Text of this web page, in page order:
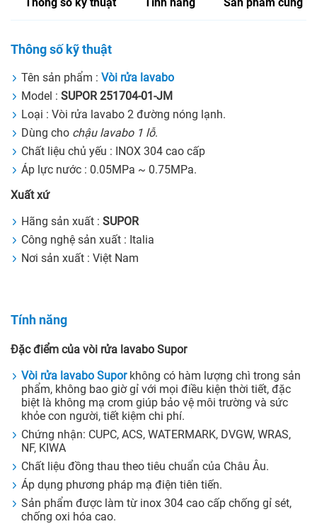
Thông số kỹ thuật
Tên sản phẩm : Vòi rửa lavabo
Model : SUPOR 251704-01-JM
Loại : Vòi rửa lavabo 2 đường nóng lạnh.
Dùng cho chậu lavabo 1 lỗ.
Chất liệu chủ yếu : INOX 304 cao cấp
Áp lực nước : 0.05MPa ~ 0.75MPa.
Xuất xứ
Hãng sản xuất : SUPOR
Công nghệ sản xuất : Italia
Nơi sản xuất : Việt Nam
Tính năng
Đặc điểm của vòi rửa lavabo Supor
Vòi rửa lavabo Suporkhông có hàm lượng chì trong sản
phẩm, không bao giờ gỉ với mọi điều kiện thời tiết, đặc
biệt là không mạ crom giúp bảo vệ môi trường và sức
khỏe con người, tiết kiệm chi phí.
Chứng nhận: CUPC, ACS, WATERMARK, DVGW, WRAS,
NF, KIWA
Chất liệu đồng thau theo tiêu chuẩn của Châu Âu.
Áp dụng phương pháp mạ điện tiên tiến.
Sản phẩm được làm từ inox 304 cao cấp chống gỉ sét,
chống oxi hóa cao.